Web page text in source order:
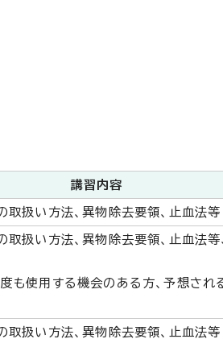
講習内容
取扱い方法、異物除去要領、止血法等
扱い方法、異物除去要領、止血法等
も使用する機会のある方、予想され
取扱い方法、異物除去要領、止血法等